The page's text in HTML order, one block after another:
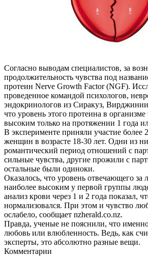
Согласно выводам специалистов, за
продолжительность чувства под
протеин Nerve Growth Factor (NGF).
проведенное командой психологов,
эндокринологов из Сиракуз,
что уровень этого протеина в организме
высоким только на протяжении 1 года
В эксперименте приняли участие более
женщин в возрасте 18-30 лет. Одни из
романтический период отношений с
сильные чувства, другие прожили с
остальные были одиноки.
Оказалось, что уровень отвечающего
наиболее высоким у первой группы
анализ крови через 1 и 2 года показал,
нормализовался. При этом и чувство
ослабело, сообщает nzherald.co.nz.
Правда, ученые не пояснили, что
любовь или влюбленность. Ведь, как
эксперты, это абсолютно разные вещи.
Комментарии